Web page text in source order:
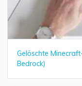
Gelöschte
Bedrock)